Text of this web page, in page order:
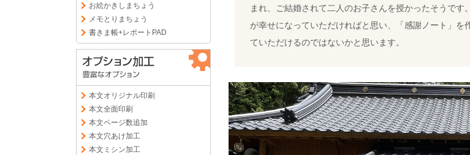
お絵かきしまちょう
メモとりまちょう
書きま帳+レポートPAD
本文オリジナル印刷
本文全面印刷
本文ページ数追加
本文穴あけ加工
本文ミシン加工
まれ、ご結婚されて二人のお子さんを授かったそうで
が幸せになっていただければと思い、「感謝ノート」
ていただけるのではないかと思います。